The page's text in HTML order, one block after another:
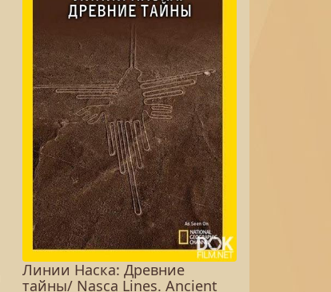
Линии Наска: Древние
тайны/ Nasca Lines. Ancient